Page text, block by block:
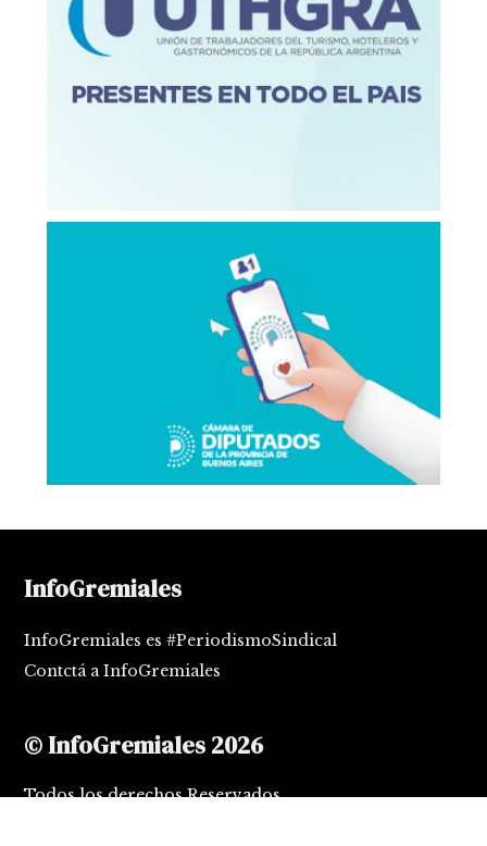
InfoGremiales
InfoGremiales es #PeriodismoSindical
Contctá a InfoGremiales
© InfoGremiales 2026
Todos los derechos Reservados